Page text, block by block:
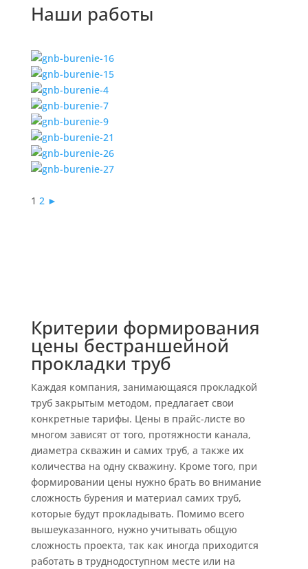
Наши работы
1 2 ►
Критерии формирования
цены бестраншейной
прокладки труб
Каждая компания, занимающаяся прокладкой
труб закрытым методом, предлагает свои
конкретные тарифы. Цены в прайс-листе во
многом зависят от того, протяжности канала,
диаметра скважин и самих труб, а также их
количества на одну скважину. Кроме того, при
формировании цены нужно брать во внимание
сложность бурения и материал самих труб,
которые будут прокладывать. Помимо всего
вышеуказанного, нужно учитывать общую
сложность проекта, так как иногда приходится
работать в труднодоступном месте или на